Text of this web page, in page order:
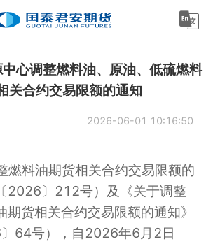
心调整燃料油、原油、低硫燃料
关合约交易限额的通知
2026-06-01 10:16:50
燃料油期货相关合约交易限额的
2026〕212号）及《关于调整
期货相关合约交易限额的通知》
〕64号），自2026年6月2日